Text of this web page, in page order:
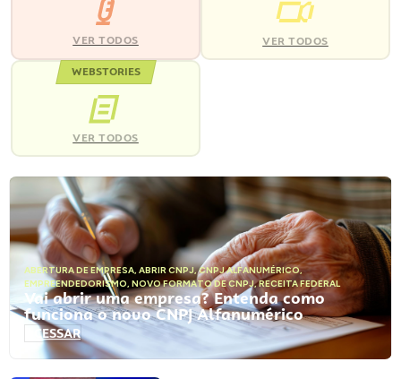
VER TODOS VER TODOS
WEBSTORIES
VER TODOS
ABERTURA DE EMPRESA, ABRIR CNPJ,CNPJ ALFANUMÉRICO,
EMPREENDEDORISMO, NOVO FORMATO DE CNPJ,RECEITA FEDERAL
Vai abrir uma empresa? Entenda como
funciona o novo CNPJ Alfanumérico
ACESSAR